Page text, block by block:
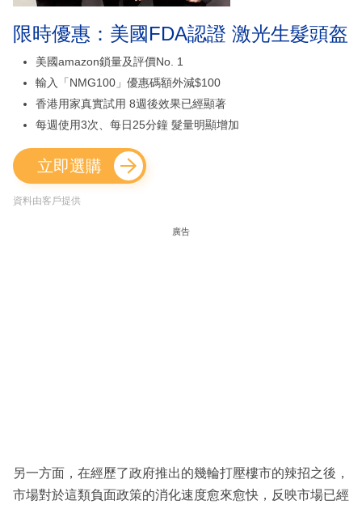
限時優惠：美國FDA認證 激光生髮頭盔
美國amazon鎖量及評價No. 1
輸入「NMG100」優惠碼額外減$100
香港用家真實試用 8週後效果已經顯著
每週使用3次、每日25分鐘 髮量明顯增加
立即選購
資料由客戶提供
廣告
另一方面，在經歷了政府推出的幾輪打壓樓市的辣招之後，
市場對於這類負面政策的消化速度愈來愈快，反映市場已經